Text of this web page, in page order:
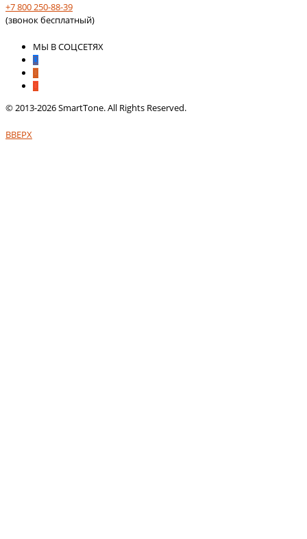
+7 800 250-88-39
(звонок бесплатный)
МЫ В СОЦСЕТЯХ
© 2013-2026 SmartTone. All Rights Reserved.
ВВЕРХ